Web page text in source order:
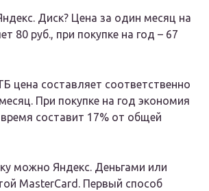
Диск? Цена за один месяц на
80 руб., при покупке на год – 67
цена составляет соответственно
При покупке на год экономия
составит 17% от общей
можно Яндекс. Деньгами или
MasterСard. Первый способ